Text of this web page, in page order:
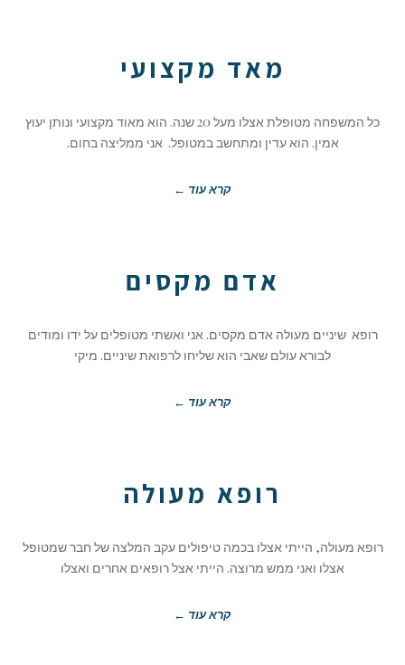
מאד מקצועי
כל המשפחה מטופלת אצלו מעל 20 שנה. הוא מאוד מקצועי ונותן יעוץ
אמין. הוא עדין ומתחשב במטופל. אני ממליצה בחום.
קרא עוד ←
אדם מקסים
רופא שיניים מעולה אדם מקסים. אני ואשתי מטופלים על ידו ומודים
לבורא עולם שאבי הוא שליחו לרפואת שיניים. מיקי
קרא עוד ←
רופא מעולה
רופא מעולה, הייתי אצלו בכמה טיפולים עקב המלצה של חבר שמטופל
אצלו ואני ממש מרוצה. הייתי אצל רופאים אחרים ואצלו
קרא עוד ←